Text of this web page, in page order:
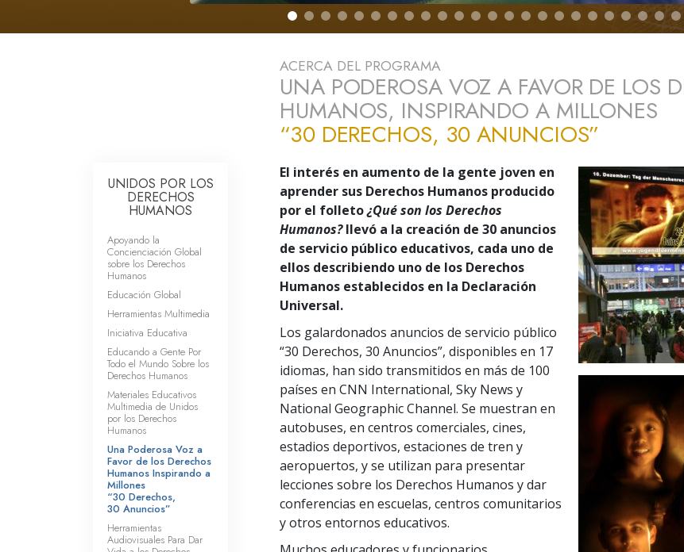
ACERCA DEL PROGRAMA
UNA PODEROSA VOZ A FAVOR DE LOS
HUMANOS, INSPIRANDO A MILLONES
“30 DERECHOS, 30 ANUNCIOS”
El interés en aumento de la gente joven en
aprender sus Derechos Humanos producido
por el folleto¿Qué son los Derechos
Humanos?llevó a la creación de 30 anuncios
de servicio público educativos, cada uno de
ellos describiendo uno de los Derechos
Humanos establecidos en la Declaración
Universal.
Los galardonados anuncios de servicio público
“30 Derechos, 30 Anuncios”, disponibles en 17
idiomas, han sido transmitidos en más de 100
países en CNN International, Sky News y
National Geographic Channel. Se muestran en
autobuses, en centros comerciales, cines,
estadios deportivos, estaciones de tren y
aeropuertos, y se utilizan para presentar
lecciones sobre los Derechos Humanos y dar
conferencias en escuelas, centros comunitarios
y otros entornos educativos.
UNIDOS POR LOS
DERECHOS
HUMANOS
Apoyando la
Concienciación Global
sobre los Derechos
Humanos
Educación Global
Herramientas Multimedia
Iniciativa Educativa
Educando a Gente Por
Todo el Mundo Sobre los
Derechos Humanos
Materiales Educativos
Multimedia de Unidos
por los Derechos
Humanos
Una Poderosa Voz a
Favor de los Derechos
Humanos Inspirando a
Millones
“30 Derechos,
30 Anuncios”
Herramientas
Audiovisuales Para Dar